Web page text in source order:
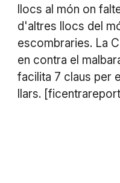
llocs al món on
d'altres llocs del
escombraries. La
en contra el
facilita 7 claus per
llars.